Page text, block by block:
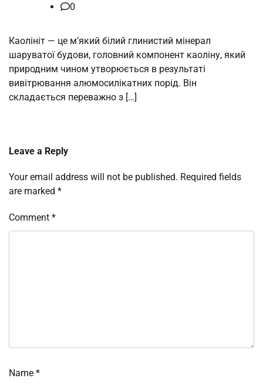
0
Каолініт — це м’який білий глинистий мінерал
шаруватої будови, головний компонент каоліну, який
природним чином утворюється в результаті
вивітрювання алюмосилікатних порід. Він
складається переважно з […]
Leave a Reply
Your email address will not be published. Required fields
are marked *
Comment *
Name *